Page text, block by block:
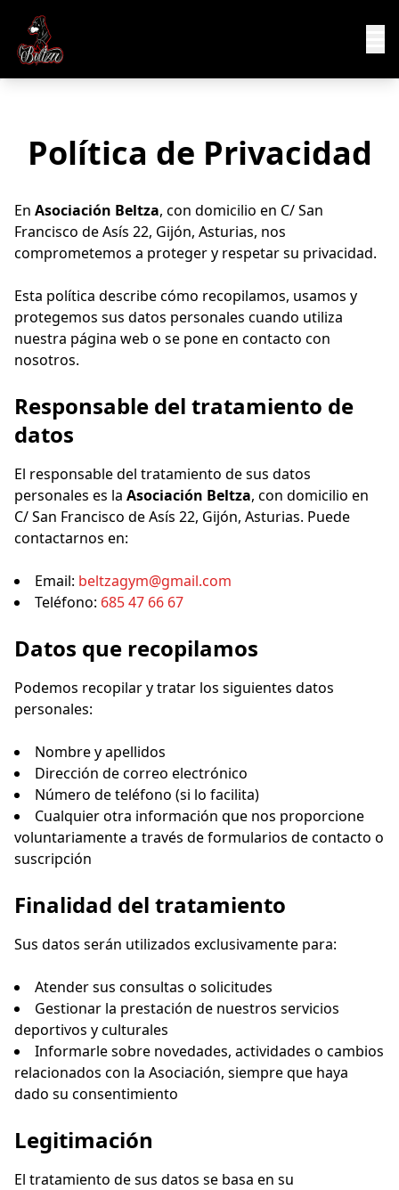
Política de Privacidad
En Asociación Beltza, con domicilio en C/ San
Francisco de Asís 22, Gijón, Asturias, nos
comprometemos a proteger y respetar su privacidad.
Esta política describe cómo recopilamos, usamos y
protegemos sus datos personales cuando utiliza
nuestra página web o se pone en contacto con
nosotros.
Responsable del tratamiento de
datos
El responsable del tratamiento de sus datos
personales es la Asociación Beltza, con domicilio en
C/ San Francisco de Asís 22, Gijón, Asturias. Puede
contactarnos en:
Email: beltzagym@gmail.com
Teléfono: 685 47 66 67
Datos que recopilamos
Podemos recopilar y tratar los siguientes datos
personales:
Nombre y apellidos
Dirección de correo electrónico
Número de teléfono (si lo facilita)
Cualquier otra información que nos proporcione
voluntariamente a través de formularios de contacto o
suscripción
Finalidad del tratamiento
Sus datos serán utilizados exclusivamente para:
Atender sus consultas o solicitudes
Gestionar la prestación de nuestros servicios
deportivos y culturales
Informarle sobre novedades, actividades o cambios
relacionados con la Asociación, siempre que haya
dado su consentimiento
Legitimación
El tratamiento de sus datos se basa en su